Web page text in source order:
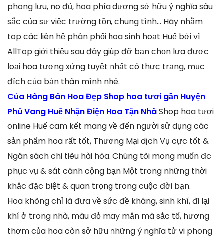
phong lưu, no đủ, hoa phía dương sở hữu ý nghĩa sâu
sắc của sự việc trường tồn, chung tình… Hãy nhằm
top các liên hệ phân phối hoa sinh hoạt Huế bởi vì
AllTop giới thiệu sau đây giúp đỡ bạn chọn lựa được
loại hoa tương xứng tuyệt nhất có thực trạng, mục
đích của bản thân mình nhé.
Của Hàng Bán Hoa Đẹp Shop hoa tươi gần Huyện
Phú Vang Huế Nhận Điện Hoa Tận NhàShop hoa tươi
online Huế cam kết mang về đến người sử dụng các
sản phẩm hoa rất tốt, Thương Mại dịch Vụ cực tốt &
Ngân sách chi tiêu hài hòa. Chúng tôi mong muốn đc
phục vụ & sát cánh cộng bạn Một trong những thời
khắc đặc biệt & quan trọng trong cuộc đời bạn.
Hoa không chỉ là đưa về sức đề kháng, sinh khí, đi lại
khí ở trong nhà, màu đỏ may mắn mà sắc tố, hương
thơm của hoa còn sở hữu những ý nghĩa tử vi phong